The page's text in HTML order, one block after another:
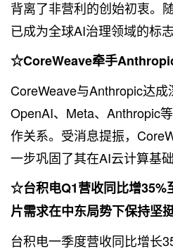
背离了非营利的创始初衷。
已成为全球AI治理领域的标
☆CoreWeave牵手
CoreWeave与Anthropic达
OpenAI、Meta、Anthropic
作关系。受消息提振，
一步巩固了其在AI云计算基
☆台积电Q1营收同比增35%
片需求在中东局势下保持坚
台积电一季度营收同比增长